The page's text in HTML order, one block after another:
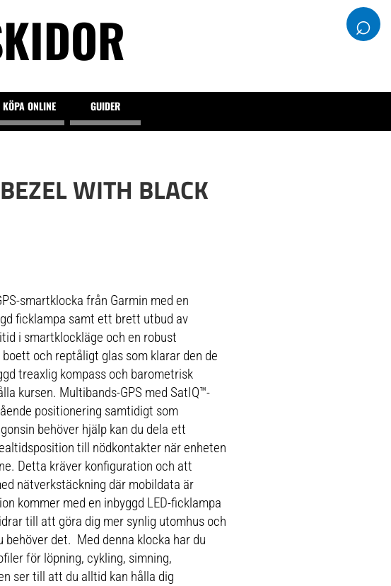
⌕
KÖPA ONLINE GUIDER
WITH BLACK
smartklocka från Garmin med en
ficklampa samt ett brett utbud av
i smartklockläge och en robust
och reptåligt glas som klarar den de
treaxlig kompass och barometrisk
kursen. Multibands-GPS med SatIQ™-
positionering samtidigt som
behöver hjälp kan du dela ett
till nödkontakter när enheten
Detta kräver konfiguration och att
nätverkstäckning där mobildata är
kommer med en inbyggd LED-ficklampa
till att göra dig mer synlig utomhus och
behöver det. Med denna klocka har du
för löpning, cykling, simning,
ser till att du alltid kan hålla dig